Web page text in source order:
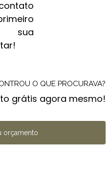
sua
O QUE PROCURAVA?
grátis agora mesmo!
orçamento